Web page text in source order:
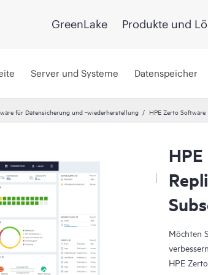
GreenLake Produkte und
Server und Systeme Datenspeicher
für Datensicherung und -wiederherstellung HPE Zerto Software
Möchten
HPE